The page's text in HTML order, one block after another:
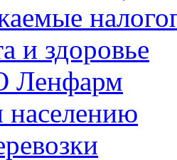
и здоровье
Ленфарм
населению